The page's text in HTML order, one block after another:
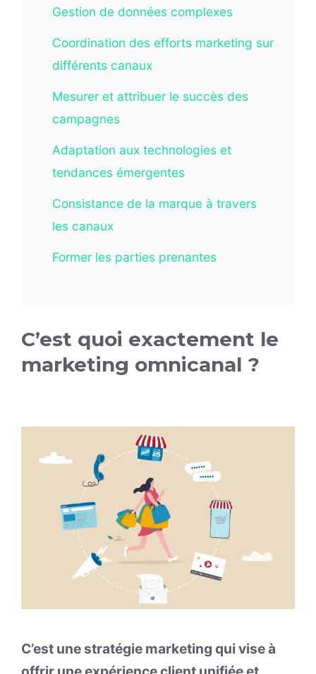
Gestion de données complexes
Coordination des efforts marketing sur
différents canaux
Mesurer et attribuer le succès des
campagnes
Adaptation aux technologies et
tendances émergentes
Consistance de la marque à travers
les canaux
Former les parties prenantes
C’est quoi exactement le
marketing omnicanal ?
C’est une stratégie marketing qui vise à